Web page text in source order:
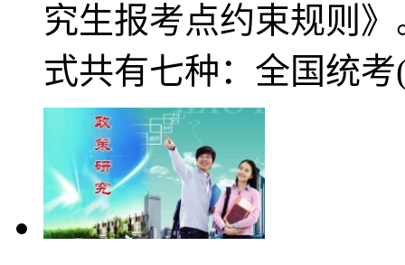
究生报考点约束规则
式共有七种：全国统考